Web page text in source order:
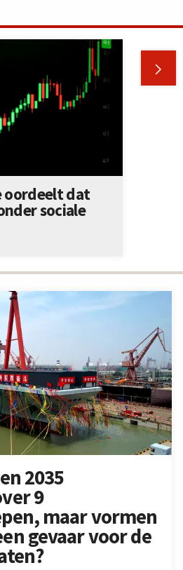
2035
9
maar vormen
gevaar voor de

oordeelt dat
sociale